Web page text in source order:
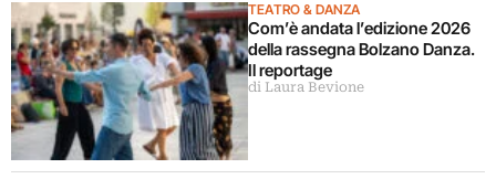
TEATRO & DANZA
Com’è andata l’edizione 2026
della rassegna Bolzano Danza.
Il reportage
di Laura Bevione